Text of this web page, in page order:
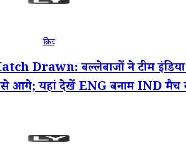
क्रिकेट
बल्लेबाजों ने टीम इंडिया की
आगे; यहां देखें ENG बनाम IND मैच